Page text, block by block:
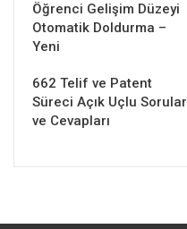
Öğrenci Gelişim Düzeyi
Otomatik Doldurma –
Yeni
662 Telif ve Patent
Süreci Açık Uçlu Sorular
ve Cevapları